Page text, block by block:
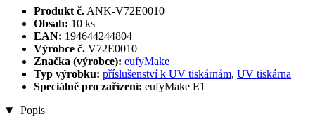
Produkt č. ANK-V72E0010
Obsah: 10 ks
EAN: 194644244804
Výrobce č. V72E0010
Značka (výrobce): eufyMake
Typ výrobku: příslušenství k UV tiskárnám, UV tiskárna
Speciálně pro zařízení: eufyMake E1
Popis